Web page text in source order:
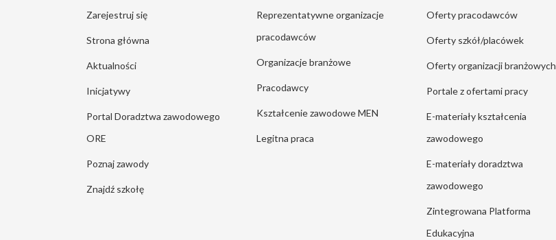
Zarejestruj się
Strona główna
Aktualności
Inicjatywy
Portal Doradztwa zawodowego
ORE
Poznaj zawody
Znajdź szkołę
Reprezentatywne organizacje
pracodawców
Organizacje branżowe
Pracodawcy
Kształcenie zawodowe MEN
Legitna praca
Oferty pracodawców
Oferty szkół/placówek
Oferty organizacji branżowych
Portale z ofertami pracy
E-materiały kształcenia
zawodowego
E-materiały doradztwa
zawodowego
Zintegrowana Platforma
Edukacyjna